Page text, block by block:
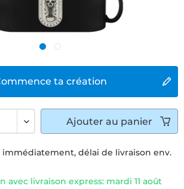
ta création
immédiatement, délai de livraison env.
avec livraison express: mardi 11 août
Ajouter au panier